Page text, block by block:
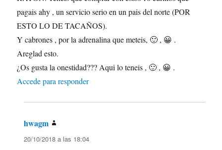
pagais ahy , un servicio serio en un pais del norte (POR
ESTO LO DE TACAÑOS).
Y cabrones , por la adrenalina que meteis, 🙂 , 😀 .
Areglad esto.
¿Os gusta la onestidad??? Aqui lo teneis , 🙂 , 😀 .
Accede para responder
hwagm
20/10/2018 a las 18:04